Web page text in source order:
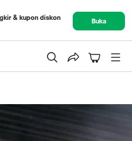
& kupon diskon
Buka